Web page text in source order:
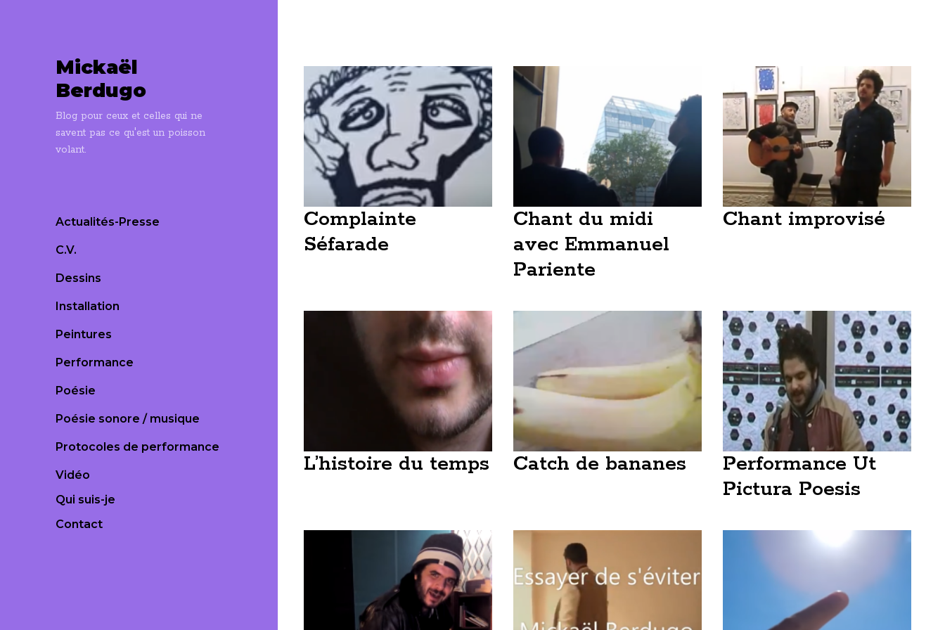
Mickaël
Berdugo
Blog pour ceux et celles qui ne
savent pas ce qu'est un poisson
volant.
Actualités-Presse
C.V.
Dessins
Installation
Peintures
Performance
Poésie
Poésie sonore / musique
Protocoles de performance
Vidéo
Qui suis-je
Contact
Complainte
Séfarade
Chant du midi
avec Emmanuel
Pariente
Chant improvisé
L’histoire du temps Catch de bananes
Performance Ut
Pictura Poesis